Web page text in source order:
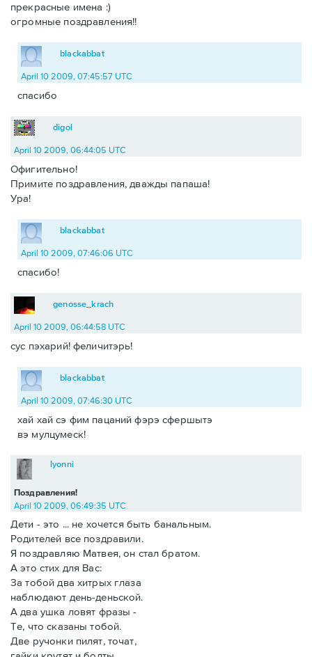
прекрасные имена :)
огромные поздравления!!
blackabbat
April 10 2009, 07:45:57 UTC
спасибо
digol
April 10 2009, 06:44:05 UTC
Офигительно!
Примите поздравления, дважды папаша!
Ура!
blackabbat
April 10 2009, 07:46:06 UTC
спасибо!
genosse_krach
April 10 2009, 06:44:58 UTC
сус пэхарий! феличитэрь!
blackabbat
April 10 2009, 07:46:30 UTC
хай хай сэ фим пацаний фэрэ сфершытэ
вэ мулцумеск!
Поздравления!
lyonni
April 10 2009, 06:49:35 UTC
Дети - это ... не хочется быть банальным.
Родителей все поздравили.
Я поздравляю Матвея, он стал братом.
А это стих для Вас:
За тобой два хитрых глаза
наблюдают день-деньской.
А два ушка ловят фразы -
Те, что сказаны тобой.
Две ручонки пилят, точат,